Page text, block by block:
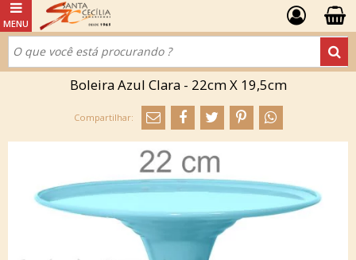
Boleira Azul Clara - 22cm X 19,5cm